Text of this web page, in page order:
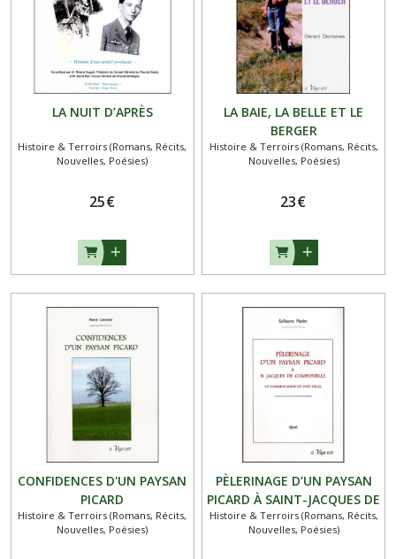
LA NUIT D’APRÈS
Histoire & Terroirs (Romans, Récits,
Nouvelles, Poésies)
25€
LA BAIE, LA BELLE ET LE
BERGER
Histoire & Terroirs (Romans, Récits,
Nouvelles, Poésies)
23€
CONFIDENCES D'UN PAYSAN
PICARD
Histoire & Terroirs (Romans, Récits,
Nouvelles, Poésies)
PÈLERINAGE D’UN PAYSAN
PICARD À SAINT-JACQUES DE
COMPOSTELLE au
commencement du XVIIIe
Histoire & Terroirs (Romans, Récits,
Nouvelles, Poésies)